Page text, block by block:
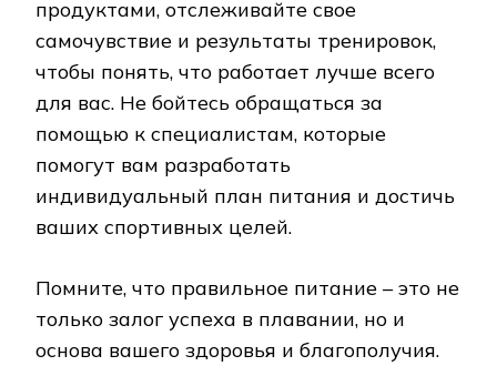
продуктами, отслеживайте свое
самочувствие и результаты тренировок,
чтобы понять, что работает лучше всего
для вас. Не бойтесь обращаться за
помощью к специалистам, которые
помогут вам разработать
индивидуальный план питания и достичь
ваших спортивных целей.
Помните, что правильное питание – это не
только залог успеха в плавании, но и
основа вашего здоровья и благополучия.